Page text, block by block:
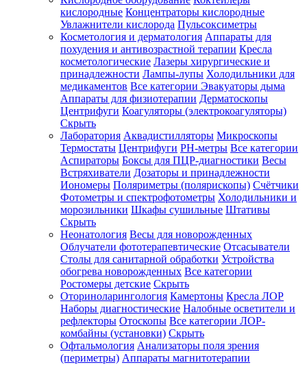
Зарегистрироваться
Зачем
регистрироваться?
Все
покупки
одном
месте
Личный
менеджер
Отслеживание
статуса
заказа
кислородные Концентраторы кислородные
Увлажнители кислорода Пульсоксиметры
Косметология и дерматология Аппараты для
похудения и антивозрастной терапии Кресла
косметологические Лазеры хирургические и
принадлежности Лампы-лупы Холодильники для
медикаментов Все категории Эвакуаторы дыма
Аппараты для физиотерапии Дерматоскопы
Центрифуги Коагуляторы (электрокоагуляторы)
Скрыть
Лаборатория Аквадистилляторы Микроскопы
Термостаты Центрифуги PH-метры Все категории
Аспираторы Боксы для ПЦР-диагностики Весы
Встряхиватели Дозаторы и принадлежности
Иономеры Поляриметры (полярископы) Счётчики
Фотометры и спектрофотометры Холодильники и
морозильники Шкафы сушильные Штативы
Скрыть
Неонатология Весы для новорожденных
Облучатели фототерапевтические Отсасыватели
Столы для санитарной обработки Устройства
обогрева новорожденных Все категории
Ростомеры детские Скрыть
Оториноларингология Камертоны Кресла ЛОР
Наборы диагностические Налобные осветители и
рефлекторы Отоскопы Все категории ЛОР-
комбайны (установки) Скрыть
Офтальмология Анализаторы поля зрения
(периметры) Аппараты магнитотерапии